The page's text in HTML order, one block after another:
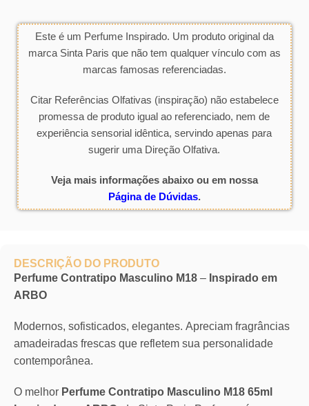
Este é um Perfume Inspirado. Um produto original da
marca Sinta Paris que não tem qualquer vínculo com as
marcas famosas referenciadas.
Citar Referências Olfativas (inspiração) não estabelece
promessa de produto igual ao referenciado, nem de
experiência sensorial idêntica, servindo apenas para
sugerir uma Direção Olfativa.
Veja mais informações abaixo ou em nossa
Página de Dúvidas.
DESCRIÇÃO DO PRODUTO
Perfume Contratipo Masculino M18 – Inspirado em
ARBO
Modernos, sofisticados, elegantes. Apreciam fragrâncias
amadeiradas frescas que refletem sua personalidade
contemporânea.
O melhor Perfume Contratipo Masculino M18 65ml